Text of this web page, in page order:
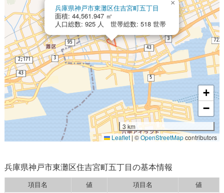
兵庫県神戸市東灘区住吉宮町五丁目
面積: 44,561.947 ㎡
人口総数: 925 人 世帯総数: 518 世帯
×
+
−
3 km
Leaflet | ©OpenStreetMapcontributors
兵庫県神戸市東灘区住吉宮町五丁目の基本情報
項目名 値 項目名
値